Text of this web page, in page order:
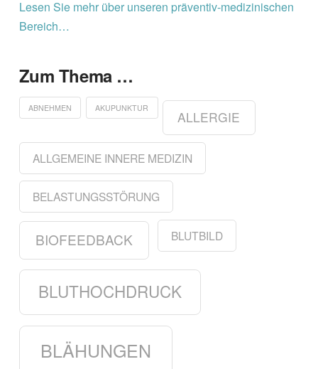
Lesen Sie mehr über unseren präventiv-medizinischen
Bereich…
Zum Thema …
ABNEHMEN AKUPUNKTUR
ALLERGIE
ALLGEMEINE INNERE MEDIZIN
BELASTUNGSSTÖRUNG
BIOFEEDBACK BLUTBILD
BLUTHOCHDRUCK
BLÄHUNGEN